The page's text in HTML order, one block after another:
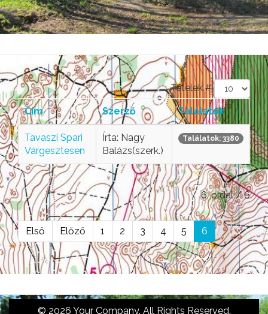
Tételek #
Cím Szerző Találatok
Tavaszi Spari
Várgesztesen
Írta: Nagy
Balázs(szerk.)
Találatok: 3380
6. oldal / 6
Első Előző 1 2 3 4 5 6
© 2026 Your Company. All Rights Reserved.